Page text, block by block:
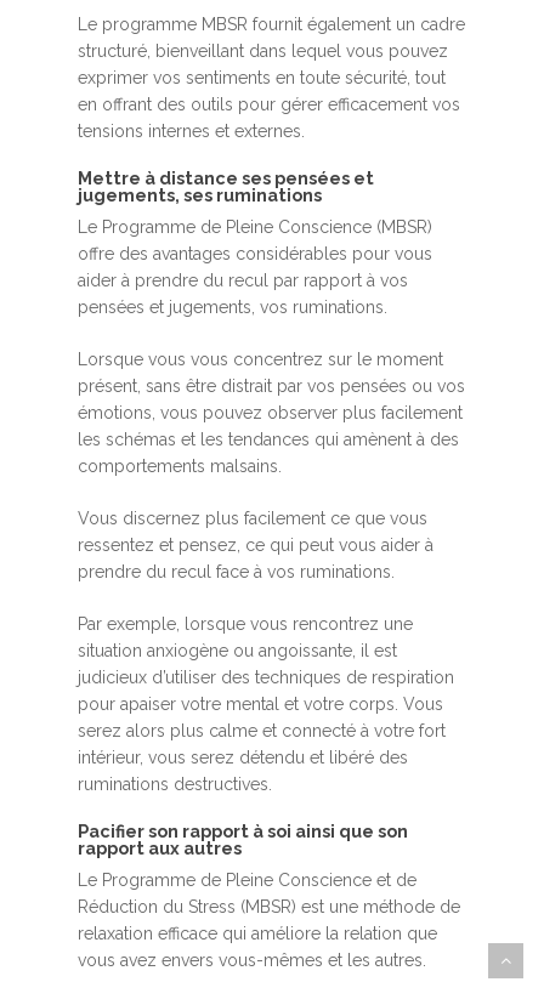
Le programme MBSR fournit également un cadre
structuré, bienveillant dans lequel vous pouvez
exprimer vos sentiments en toute sécurité, tout
en offrant des outils pour gérer efficacement vos
tensions internes et externes.
Mettre à distance ses pensées et
jugements, ses ruminations
Le Programme de Pleine Conscience (MBSR)
offre des avantages considérables pour vous
aider à prendre du recul par rapport à vos
pensées et jugements, vos ruminations.
Lorsque vous vous concentrez sur le moment
présent, sans être distrait par vos pensées ou vos
émotions, vous pouvez observer plus facilement
les schémas et les tendances qui amènent à des
comportements malsains.
Vous discernez plus facilement ce que vous
ressentez et pensez, ce qui peut vous aider à
prendre du recul face à vos ruminations.
Par exemple, lorsque vous rencontrez une
situation anxiogène ou angoissante, il est
judicieux d’utiliser des techniques de respiration
pour apaiser votre mental et votre corps. Vous
serez alors plus calme et connecté à votre fort
intérieur, vous serez détendu et libéré des
ruminations destructives.
Pacifier son rapport à soi ainsi que son
rapport aux autres
Le Programme de Pleine Conscience et de
Réduction du Stress (MBSR) est une méthode de
relaxation efficace qui améliore la relation que
vous avez envers vous-mêmes et les autres.